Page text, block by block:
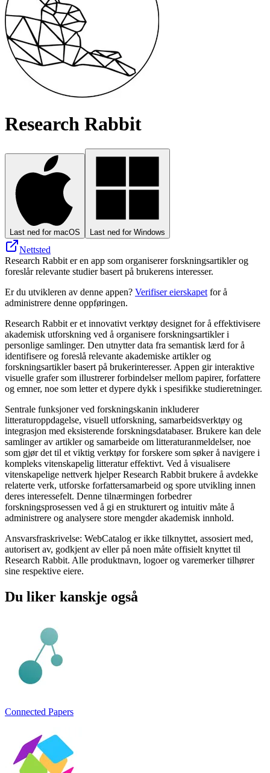
Research Rabbit
Last ned for macOS Last ned for Windows
Nettsted
Research Rabbit er en app som organiserer forskningsartikler og
foreslår relevante studier basert på brukerens interesser.
Er du utvikleren av denne appen? Verifiser eierskapet for å
administrere denne oppføringen.
Research Rabbit er et innovativt verktøy designet for å effektivisere
akademisk utforskning ved å organisere forskningsartikler i
personlige samlinger. Den utnytter data fra semantisk lærd for å
identifisere og foreslå relevante akademiske artikler og
forskningsartikler basert på brukerinteresser. Appen gir interaktive
visuelle grafer som illustrerer forbindelser mellom papirer, forfattere
og emner, noe som letter et dypere dykk i spesifikke studieretninger.
Sentrale funksjoner ved forskningskanin inkluderer
litteraturoppdagelse, visuell utforskning, samarbeidsverktøy og
integrasjon med eksisterende forskningsdatabaser. Brukere kan dele
samlinger av artikler og samarbeide om litteraturanmeldelser, noe
som gjør det til et viktig verktøy for forskere som søker å navigere i
kompleks vitenskapelig litteratur effektivt. Ved å visualisere
vitenskapelige nettverk hjelper Research Rabbit brukere å avdekke
relaterte verk, utforske forfattersamarbeid og spore utvikling innen
deres interessefelt. Denne tilnærmingen forbedrer
forskningsprosessen ved å gi en strukturert og intuitiv måte å
administrere og analysere store mengder akademisk innhold.
Ansvarsfraskrivelse: WebCatalog er ikke tilknyttet, assosiert med,
autorisert av, godkjent av eller på noen måte offisielt knyttet til
Research Rabbit. Alle produktnavn, logoer og varemerker tilhører
sine respektive eiere.
Du liker kanskje også
Connected Papers